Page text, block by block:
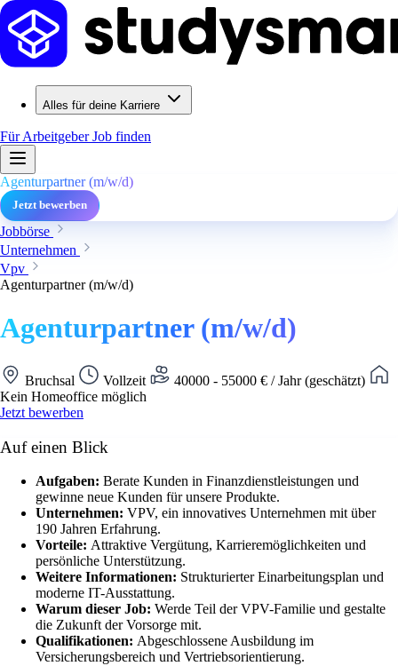
Alles für deine Karriere
Für ArbeitgeberJob finden
Agenturpartner (m/w/d)
Jetzt bewerben
Jobbörse
Unternehmen
Vpv
Agenturpartner (m/w/d)
Agenturpartner (m/w/d)
Bruchsal Vollzeit
40000 - 55000 € / Jahr (geschätzt)
Kein Homeoffice möglich
Jetzt bewerben
Auf einen Blick
Aufgaben: Berate Kunden in Finanzdienstleistungen und
gewinne neue Kunden für unsere Produkte.
Unternehmen: VPV, ein innovatives Unternehmen mit über
190 Jahren Erfahrung.
Vorteile: Attraktive Vergütung, Karrieremöglichkeiten und
persönliche Unterstützung.
Weitere Informationen: Strukturierter Einarbeitungsplan und
moderne IT-Ausstattung.
Warum dieser Job: Werde Teil der VPV-Familie und gestalte
die Zukunft der Vorsorge mit.
Qualifikationen: Abgeschlossene Ausbildung im
Versicherungsbereich und Vertriebsorientierung.